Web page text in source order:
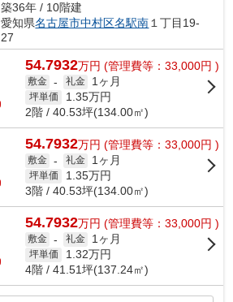
築36年 / 10階建
愛知県名古屋市中村区名駅南１丁目19-
27
54.7932万円 (管理費等：33,000円 )
敷金 - 礼金 1ヶ月
坪単価 1.35万円
2階 / 40.53坪(134.00㎡)
54.7932万円 (管理費等：33,000円 )
敷金 - 礼金 1ヶ月
坪単価 1.35万円
3階 / 40.53坪(134.00㎡)
54.7932万円 (管理費等：33,000円 )
敷金 - 礼金 1ヶ月
坪単価 1.32万円
4階 / 41.51坪(137.24㎡)